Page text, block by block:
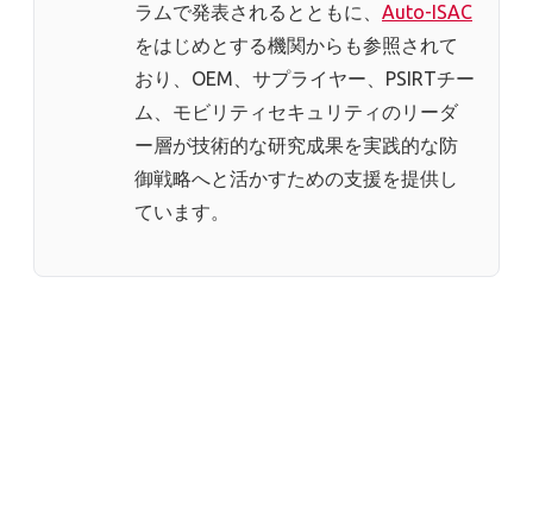
ラムで発表されるとともに、 Auto-ISAC
をはじめとする機関からも参照されて
おり、OEM、サプライヤー、PSIRTチー
ム、モビリティセキュリティのリーダ
ー層が技術的な研究成果を実践的な防
御戦略へと活かすための支援を提供し
ています。